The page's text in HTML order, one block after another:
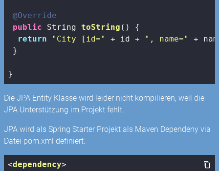
@Override
public String toString ()
{
return
"City [id=" + id + ", name="
+
}
}
Die JPA Entity Klasse wird leider nicht kompilieren, weil die
JPA Unterstützung im Projekt fehlt.
JPA wird als Spring Starter Projekt als Maven Dependeny via
Datei pom.xml definiert:
<dependency>